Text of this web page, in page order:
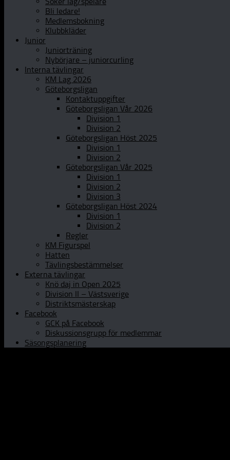
Bli ledare!
Medlemsbokning
Klubbkläder
Junior
Juniorträning
Nybörjare – juniorcurling
Interna tävlingar
KM Lag 2026
Göteborgsligan
Kontaktuppgifter
Göteborgsligan Vår 2026
Division 1
Division 2
Göteborgsligan Höst 2025
Division 1
Division 2
Göteborgsligan Vår 2025
Division 1
Division 2
Division 3
Göteborgsligan Höst 2024
Division 1
Division 2
Regler
KM Figurspel
Hatten
Tävlingsbestämmelser
Externa tävlingar
Knö daj in Open 2025
Division II – Västsverige
Distriktsmästerskap
Facebook
GCK på Facebook
Diskussionsgrupp för medlemmar
Säsongsplanering